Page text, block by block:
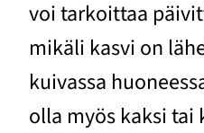
voi tarkoittaa
mikäli kasvi on
kuivassa
olla myös kaksi tai